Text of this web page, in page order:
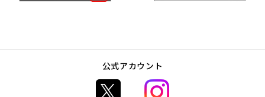
公式アカウント